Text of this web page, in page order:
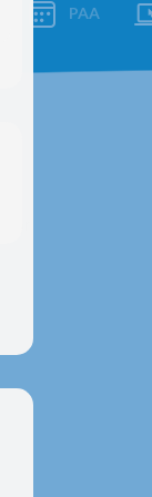
PAA